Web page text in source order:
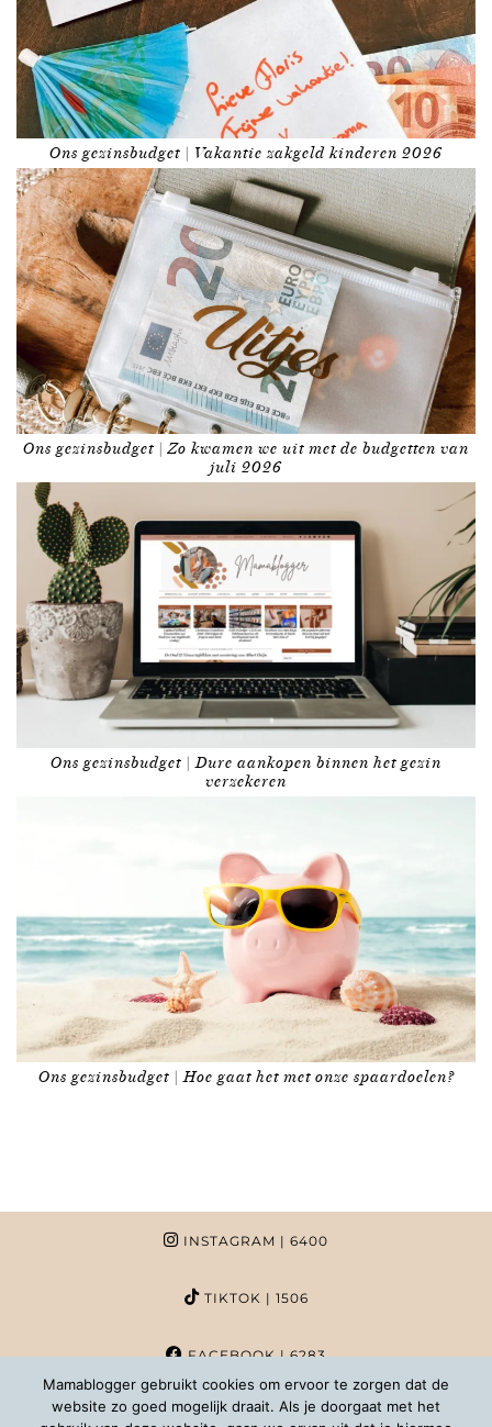
Ons gezinsbudget | Vakantie zakgeld kinderen 2026
Ons gezinsbudget | Zo kwamen we uit met de budgetten van
juli 2026
Ons gezinsbudget | Dure aankopen binnen het gezin
verzekeren
Ons gezinsbudget | Hoe gaat het met onze spaardoelen?
INSTAGRAM | 6400
TIKTOK | 1506
FACEBOOK| 6283
PINTEREST | 1020
Mamablogger gebruikt cookies om ervoor te zorgen dat de
website zo goed mogelijk draait. Als je doorgaat met het